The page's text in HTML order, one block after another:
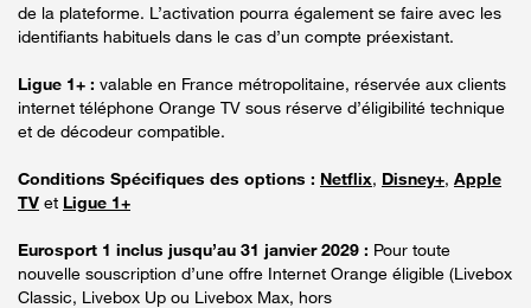
de la plateforme. L’activation pourra également se faire avec les
identifiants habituels dans le cas d’un compte préexistant.
Ligue 1+ : valable en France métropolitaine, réservée aux clients
internet téléphone Orange TV sous réserve d’éligibilité technique
et de décodeur compatible.
Conditions Spécifiques des options : Netflix, Disney+, Apple
TV et Ligue 1+
Eurosport 1 inclus jusqu’au 31 janvier 2029 : Pour toute
nouvelle souscription d’une offre Internet Orange éligible (Livebox
Classic, Livebox Up ou Livebox Max, hors